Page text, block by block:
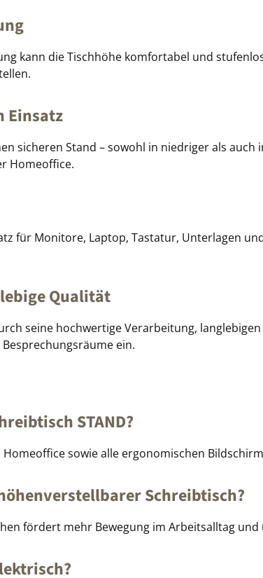
kann die Tischhöhe komfortabel und
Einsatz
sicheren Stand – sowohl in niedriger als
Homeoffice.
für Monitore, Laptop, Tastatur, Unterlagen
Qualität
seine hochwertige Verarbeitung,
ein.
STAND?
sowie alle ergonomischen
Schreibtisch?
fördert mehr Bewegung im Arbeitsalltag